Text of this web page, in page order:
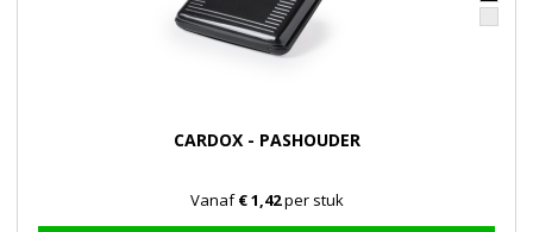
CARDOX - PASHOUDER
Vanaf€ 1,42per stuk